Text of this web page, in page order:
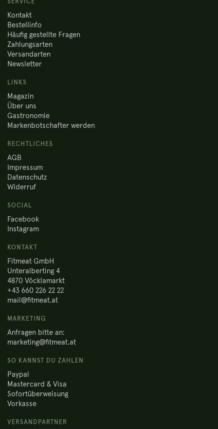
SERVICE
Kontakt
Bestellinfo
Häufig gestellte Fragen
Zahlungsarten
Versandarten
Newsletter
LINKS
Magazin
Über uns
Gastronomie
Markenbotschafter werden
RECHTLICHES
AGB
Impressum
Datenschutz
Widerruf
SOCIAL
Facebook
Instagram
KONTAKT
Fitmeat GmbH
Unteralberting 4
4870 Vöcklamarkt
+43 660 226 22 22
mail@fitmeat.at
MARKETING
Anfragen bitte an:
marketing@fitmeat.at
SO KANNST DU ZAHLEN
Paypal
Mastercard & Visa
Sofortüberweisung
Vorkasse
VERSANDPARTNER